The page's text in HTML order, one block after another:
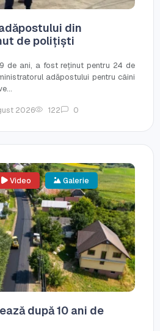
din
de polițiști
de ani, a fost reținut pentru 24 de
adăpostului pentru câini
2026 122 0
Video Galerie
după 10 ani de